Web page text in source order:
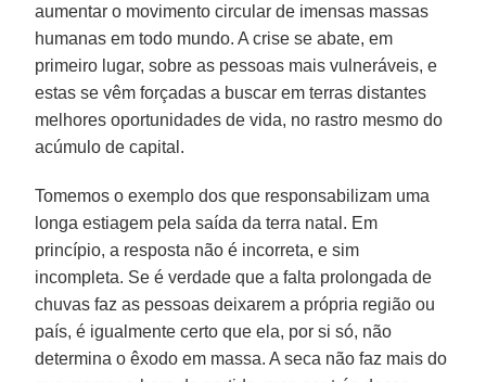
aumentar o movimento circular de imensas massas
humanas em todo mundo. A crise se abate, em
primeiro lugar, sobre as pessoas mais vulneráveis, e
estas se vêm forçadas a buscar em terras distantes
melhores oportunidades de vida, no rastro mesmo do
acúmulo de capital.
Tomemos o exemplo dos que responsabilizam uma
longa estiagem pela saída da terra natal. Em
princípio, a resposta não é incorreta, e sim
incompleta. Se é verdade que a falta prolongada de
chuvas faz as pessoas deixarem a própria região ou
país, é igualmente certo que ela, por si só, não
determina o êxodo em massa. A seca não faz mais do